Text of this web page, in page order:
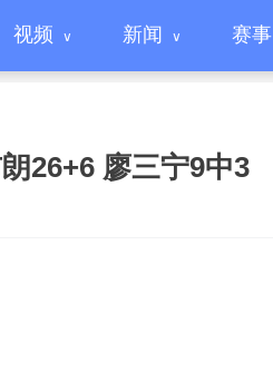
视频 新闻 赛事
26+6 廖三宁9中3